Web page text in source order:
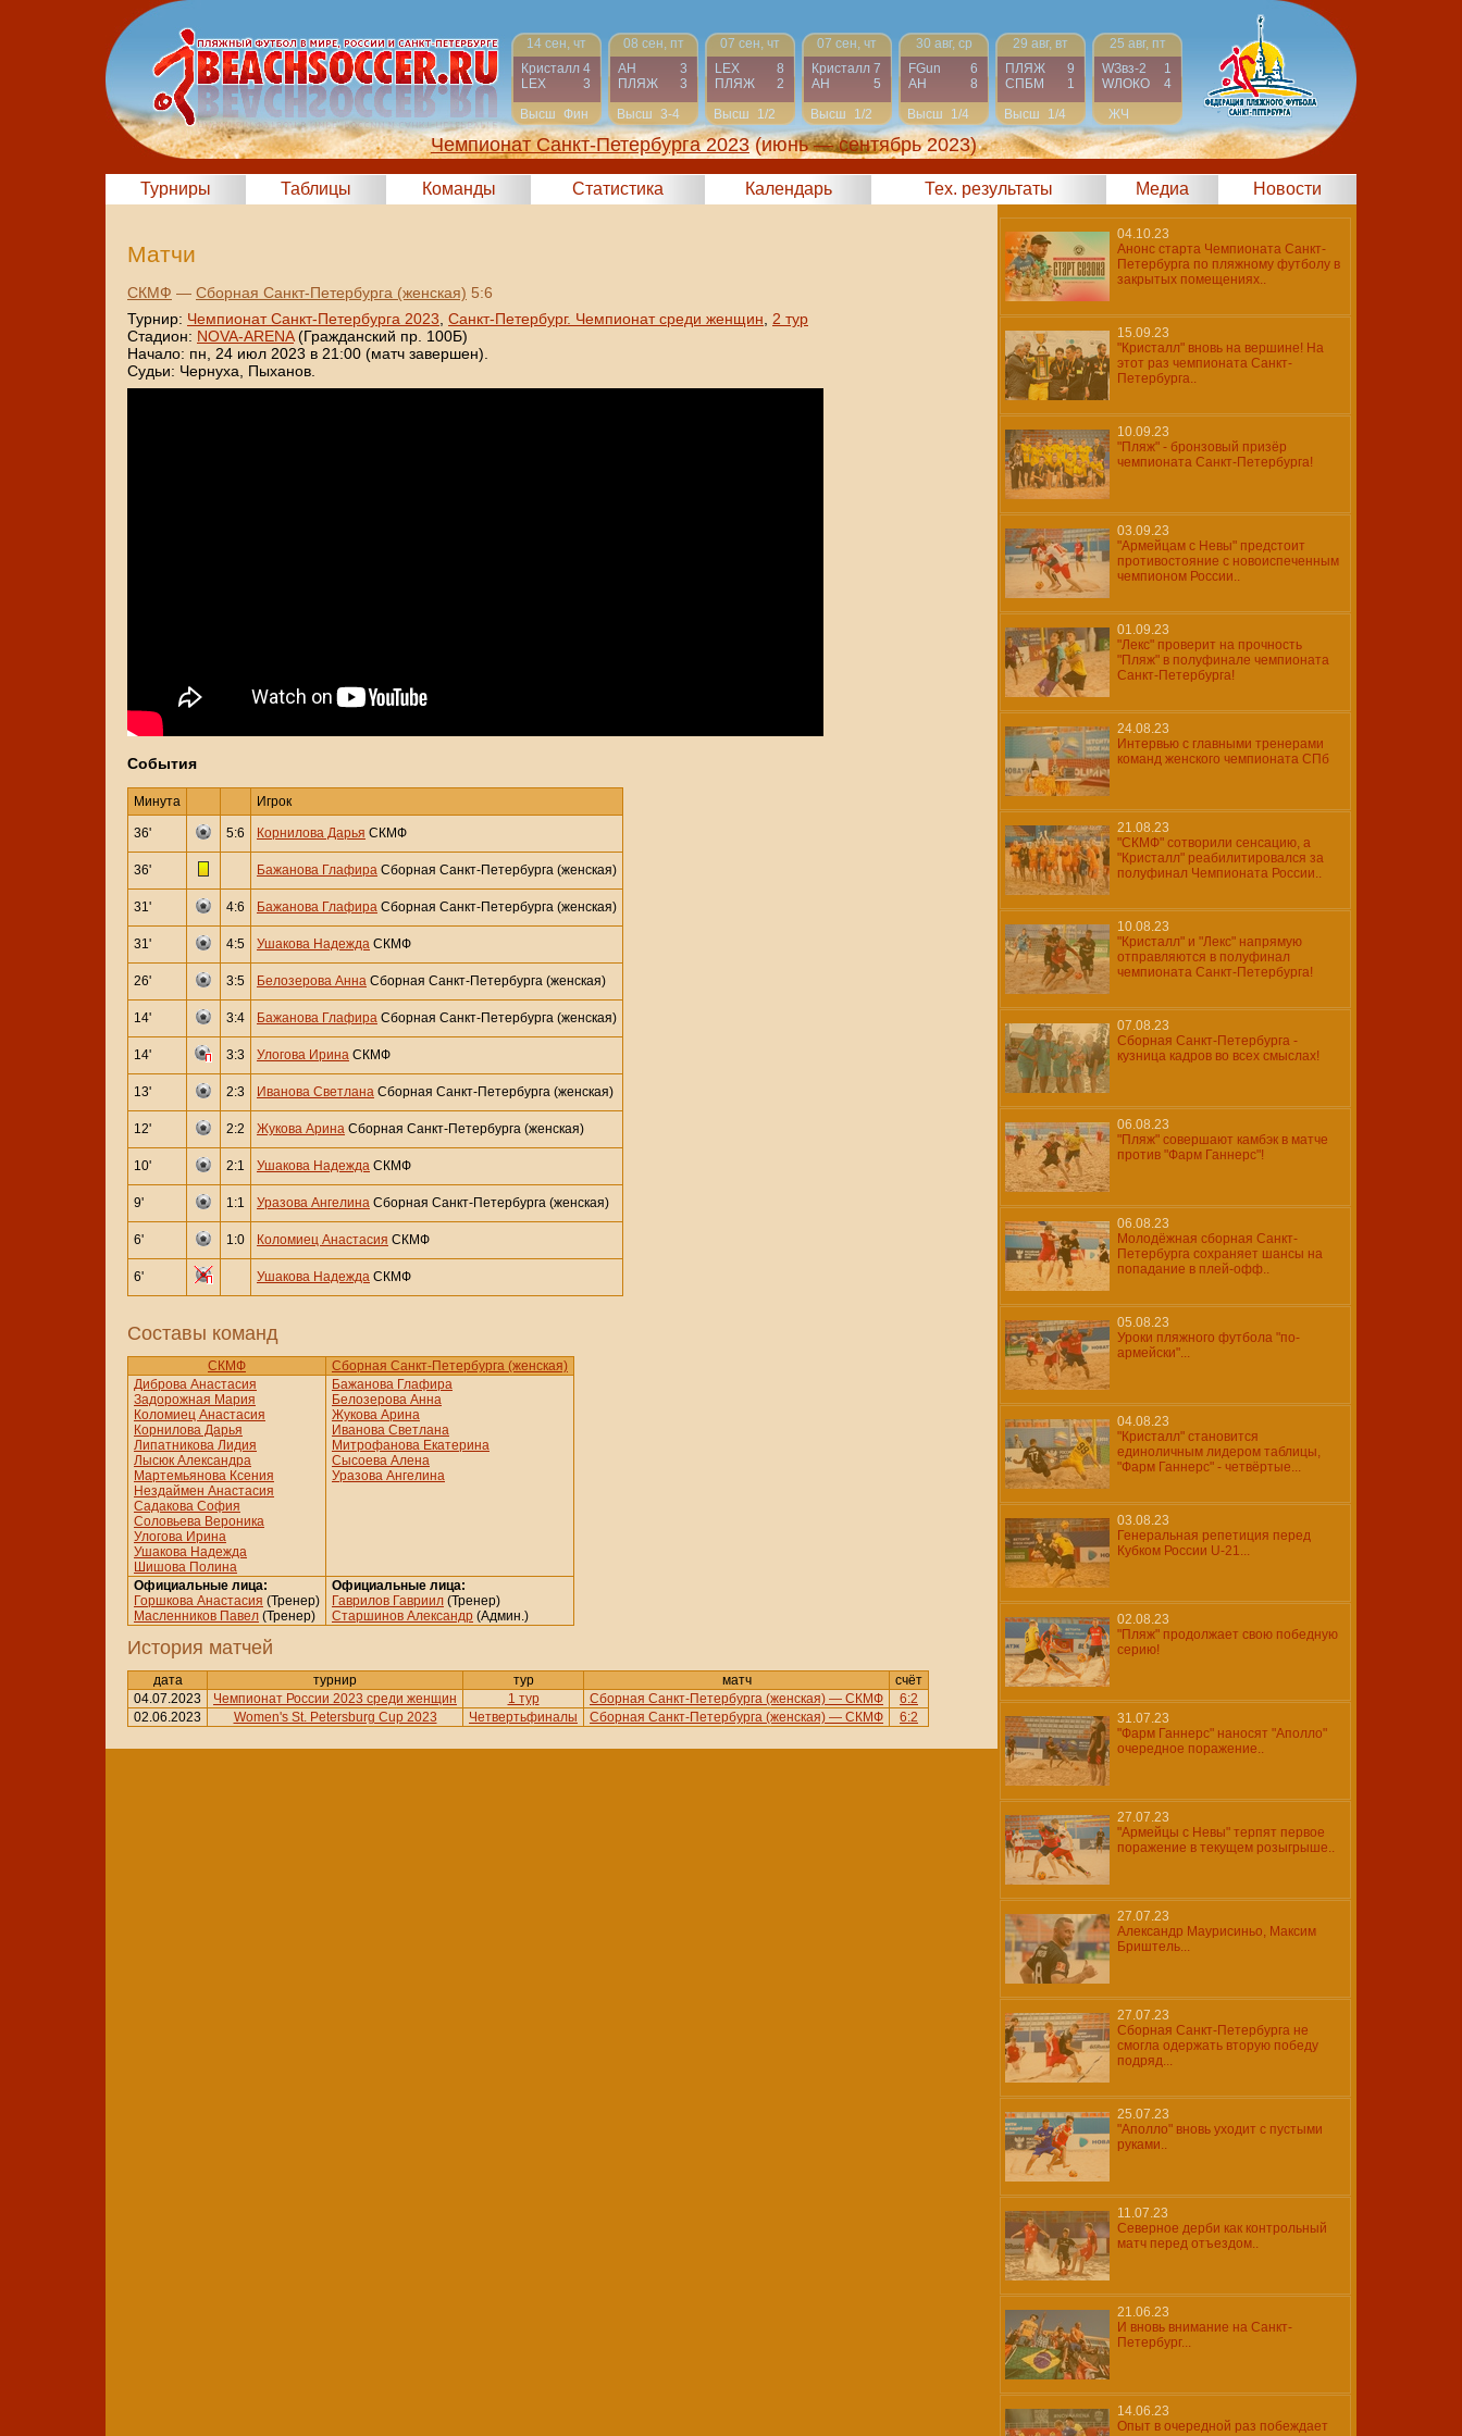
14 сен, чт
Кристалл 4
LEX
3
Высш Фин
08 сен, пт
АН
3
ПЛЯЖ
3
Высш 3-4
07 сен, чт
LEX
8
ПЛЯЖ
2
Высш
1/2
07 сен, чт
Кристалл 7
АН
5
Высш
1/2
30 авг, ср
FGun
6
АН
8
Высш
1/4
29 авг, вт
ПЛЯЖ
9
СПБМ
1
Высш
1/4
25 авг, пт
WЗвз-2
1
WЛОКО
4
ЖЧ
Финал
Чемпионат Санкт-Петербурга 2023 (июнь — сентябрь 2023)
Турниры Таблицы Команды Статистика Календарь Тех. результаты Медиа Новости
Матчи
СКМФ — Сборная Санкт-Петербурга (женская) 5:6
Турнир: Чемпионат Санкт-Петербурга 2023 Санкт-Петербург. Чемпионат среди женщин
2 тур
Стадион: NOVA-ARENA(Гражданский пр. 100Б)
Начало: пн, 24 июл 2023 в 21:00 (матч завершен).
Судьи: Чернуха, Пыханов.
События
Минута Игрок
36' 5:6 Корнилова Дарья СКМФ
36' Бажанова Глафира Сборная Санкт-Петербурга (женская)
31' 4:6 Бажанова Глафира Сборная Санкт-Петербурга (женская)
31' 4:5 Ушакова Надежда СКМФ
26' 3:5 Белозерова Анна Сборная Санкт-Петербурга (женская)
14' 3:4 Бажанова Глафира Сборная Санкт-Петербурга (женская)
14' 3:3 Улогова Ирина СКМФ
13' 2:3 Иванова Светлана Сборная Санкт-Петербурга (женская)
12' 2:2 Жукова Арина Сборная Санкт-Петербурга (женская)
10' 2:1 Ушакова Надежда СКМФ
9' 1:1 Уразова Ангелина Сборная Санкт-Петербурга (женская)
6' 1:0 Коломиец Анастасия СКМФ
6' Ушакова Надежда СКМФ
Составы команд
СКМФ
Сборная Санкт-Петербурга (женская)
Диброва Анастасия
Задорожная Мария
Коломиец Анастасия
Корнилова Дарья
Липатникова Лидия
Лысюк Александра
Мартемьянова Ксения
Нездаймен Анастасия
Садакова София
Соловьева Вероника
Улогова Ирина
Ушакова Надежда
Шишова Полина
Бажанова Глафира
Белозерова Анна
Жукова Арина
Иванова Светлана
Митрофанова Екатерина
Сысоева Алена
Уразова Ангелина
Официальные лица:
Горшкова Анастасия (Тренер)
Масленников Павел (Тренер)
Официальные лица:
Гаврилов Гавриил (Тренер)
Старшинов Александр (Админ.)
История матчей
дата турнир тур матч
счёт
04.07.2023
Чемпионат России 2023 среди женщин 1 тур Сборная Санкт-Петербурга (женская) — СКМФ
6:2
02.06.2023
Women's St. Petersburg Cup 2023 Четвертьфиналы Сборная Санкт-Петербурга (женская) — СКМФ 6:2
04.10.23
Анонс старта Чемпионата Санкт-
Петербурга по пляжному футболу в
закрытых помещениях..
15.09.23
"Кристалл" вновь на вершине! На
этот раз чемпионата Санкт-
Петербурга..
10.09.23
"Пляж" - бронзовый призёр
чемпионата Санкт-Петербурга!
03.09.23
"Армейцам с Невы" предстоит
противостояние с новоиспеченным
чемпионом России..
01.09.23
"Лекс" проверит на прочность
"Пляж" в полуфинале чемпионата
Санкт-Петербурга!
24.08.23
Интервью с главными тренерами
команд женского чемпионата СПб
21.08.23
"СКМФ" сотворили сенсацию, а
"Кристалл" реабилитировался за
полуфинал Чемпионата России..
10.08.23
"Кристалл" и "Лекс" напрямую
отправляются в полуфинал
чемпионата Санкт-Петербурга!
07.08.23
Сборная Санкт-Петербурга -
кузница кадров во всех смыслах!
06.08.23
"Пляж" совершают камбэк в матче
против "Фарм Ганнерс"!
06.08.23
Молодёжная сборная Санкт-
Петербурга сохраняет шансы на
попадание в плей-офф..
05.08.23
Уроки пляжного футбола "по-
армейски"...
04.08.23
"Кристалл" становится
единоличным лидером таблицы,
"Фарм Ганнерс" - четвёртые...
03.08.23
Генеральная репетиция перед
Кубком России U-21...
02.08.23
"Пляж" продолжает свою победную
серию!
31.07.23
"Фарм Ганнерс" наносят "Аполло"
очередное поражение..
27.07.23
"Армейцы с Невы" терпят первое
поражение в текущем розыгрыше..
27.07.23
Александр Маурисиньо, Максим
Бриштель...
27.07.23
Сборная Санкт-Петербурга не
смогла одержать вторую победу
подряд...
25.07.23
"Аполло" вновь уходит с пустыми
руками..
11.07.23
Северное дерби как контрольный
матч перед отъездом..
21.06.23
И вновь внимание на Санкт-
Петербург...
14.06.23
Опыт в очередной раз побеждает